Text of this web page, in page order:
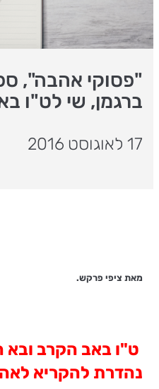
"פסוקי אהבה",
ברגמן, שי לט"ו
17 לאוגוסט 2016
מאת ציפי פרקש.
ט"ו באב הקרב ובא
נהדרת להקריא